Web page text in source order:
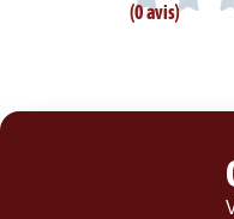
(0 avis)